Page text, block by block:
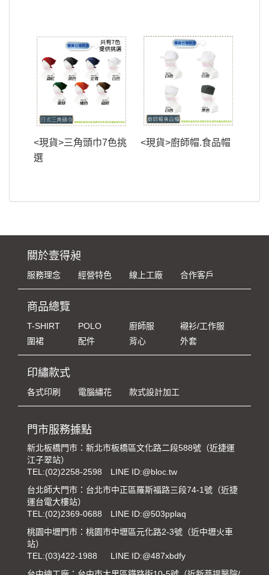
<現貨>三角頭巾7色挑
選
<現貨>廚師帽.食品帽
關於壹得昶
服務理念 經營特色 線上工廠 合作客戶
商品總覽
T-SHIRT POLO 廚師服
襯衫/工作服
圍裙
配件 背心 外套
印繡款式
各式印刷 電腦繡花 款式設計加工
門市服務據點
新北板橋門市：新北市板橋區文化路二段588號（近捷運
江子翠站）
TEL:(02)2258-2598
LINE ID:@bloc.tw
台北師大門市：台北市中正區羅斯福路三段74-1號（近捷
運台電大樓站）
TEL:(02)2369-0688
LINE ID:@503pplaq
桃園中壢門市：桃園市中壢區元化路2-3號（近中壢火車
站）
TEL:(03)422-1988
LINE ID:@487xbdfy